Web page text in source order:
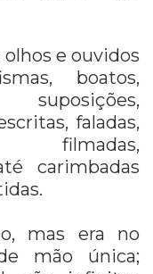
e ouvidos
boatos,
faladas,
carimbadas
mas era no
mão única;